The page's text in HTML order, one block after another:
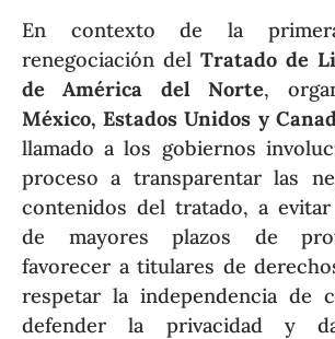
En contexto de la
renegociación delTratado de
de América del Norte,
México, Estados Unidos y
llamado a los gobiernos
proceso a transparentar las
contenidos del tratado, a
de mayores plazos de
favorecer a titulares de
respetar la independencia de
defender la privacidad y